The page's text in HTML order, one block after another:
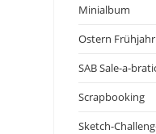
Minialbum
Ostern Frühjahr
SAB Sale-a-
Scrapbooking
Sketch-